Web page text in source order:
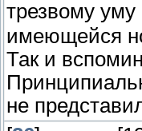
трезвому
имеющейся
Так и
не